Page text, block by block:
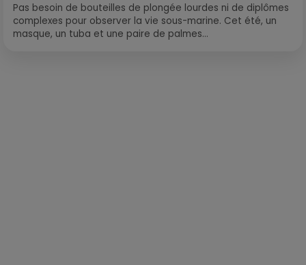
Pas besoin de bouteilles de plongée lourdes ni de diplômes
complexes pour observer la vie sous-marine. Cet été, un
masque, un tuba et une paire de palmes...